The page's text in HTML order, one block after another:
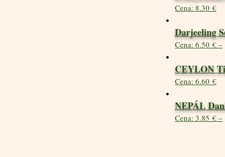
8.30 €
Darjeeling
6.50 € –
CEYLON
6.60 €
NEPÁL
3.85 € –